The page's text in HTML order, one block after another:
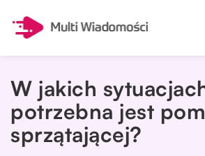
W jakich
potrzebna jest
sprzątającej?